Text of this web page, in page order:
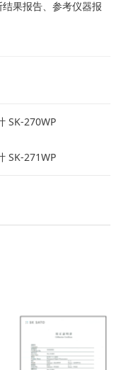
果报告、参考仪器报
SK-270WP
SK-271WP